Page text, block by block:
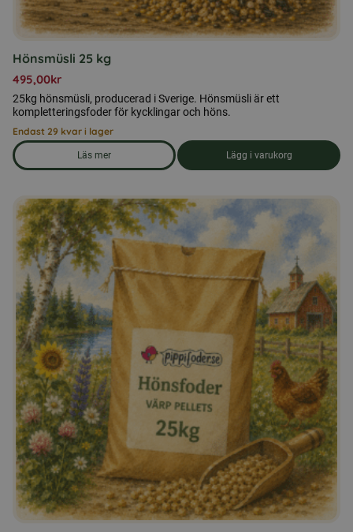
Hönsmüsli 25 kg
495,00kr
25kg hönsmüsli, producerad i Sverige. Hönsmüsli är ett
kompletteringsfoder för kycklingar och höns.
Endast 29 kvar i lager
Läs mer
om produkten Hönsmüsli 25 kg
Lägg i varukorg